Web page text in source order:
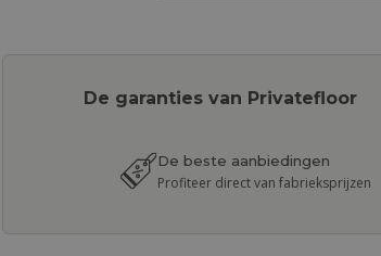
De garanties van Privatefloor
De beste aanbiedingen
Profiteer direct van fabrieksprijzen